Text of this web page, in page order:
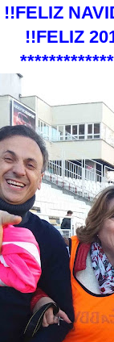
!!FELIZ
!!FELIZ